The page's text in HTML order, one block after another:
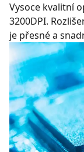
Vysoce kvalitní
3200DPI.
je přesné a